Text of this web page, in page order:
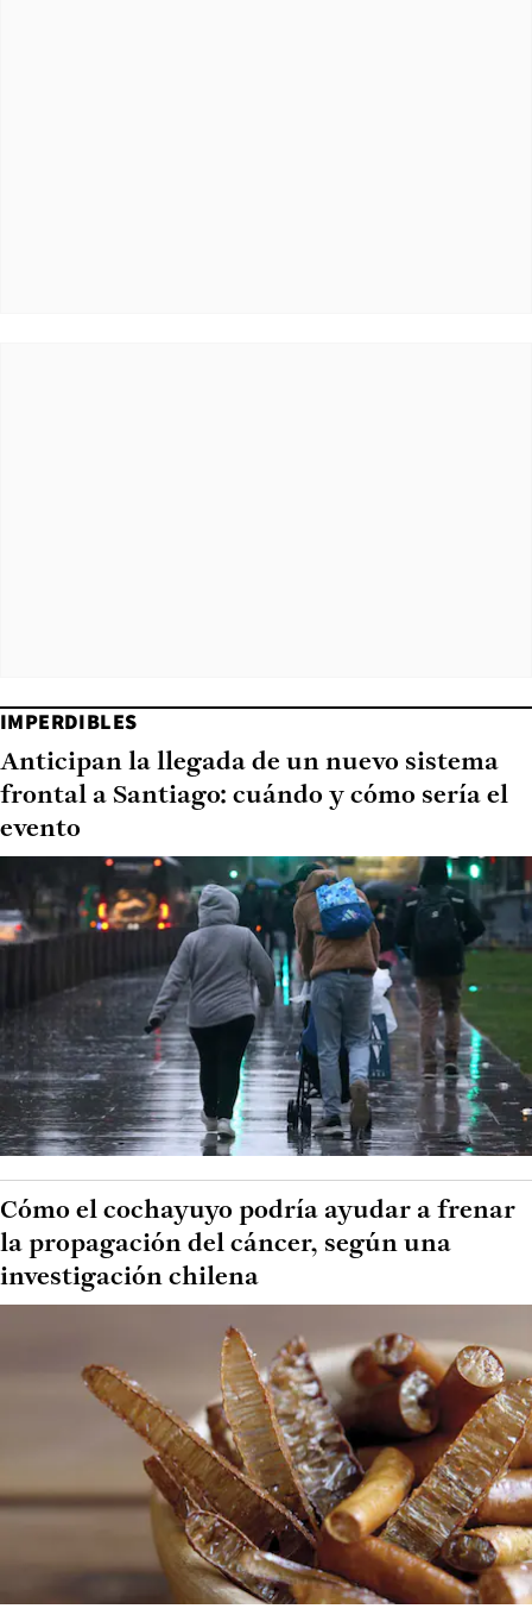
IMPERDIBLES
Anticipan la llegada de un nuevo sistema
frontal a Santiago: cuándo y cómo sería el
evento
Cómo el cochayuyo podría ayudar a frenar
la propagación del cáncer, según una
investigación chilena